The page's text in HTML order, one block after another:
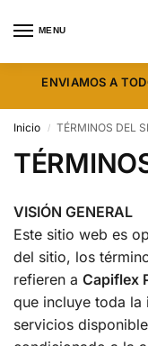
MENU
ENVIAMOS A
Inicio / TÉRMINOS DEL
VISIÓN GENERAL
Este sitio web es
del sitio, los
refieren a Capiflex
que incluye toda la
servicios